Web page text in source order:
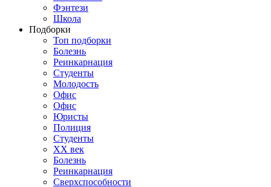
Фэнтези
Школа
Подборки
Топ подборки
Болезнь
Реинкарнация
Студенты
Молодость
Офис
Офис
Юристы
Полиция
Студенты
ХХ век
Болезнь
Реинкарнация
Сверхспособности